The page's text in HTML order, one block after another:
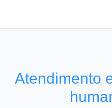
Atendimento